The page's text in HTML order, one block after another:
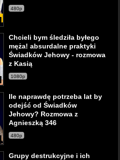
480p
Chcieli bym śledziła byłego
męża! absurdalne praktyki
Świadków Jehowy - rozmowa
z Kasią
1080p
Ile naprawdę potrzeba lat by
odejść od Świadków
Jehowy? Rozmowa z
Agnieszką 346
480p
Grupy destrukcyjne i ich